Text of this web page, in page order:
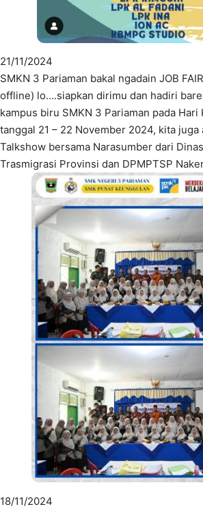
21/11/2024
SMKN 3 Pariaman bakal ngadain JOB
offline) lo….siapkan dirimu dan hadiri
kampus biru SMKN 3 Pariaman pada Hari
tanggal 21 – 22 November 2024, kita juga
Talkshow bersama Narasumber dari
Trasmigrasi Provinsi dan DPMPTSP
18/11/2024